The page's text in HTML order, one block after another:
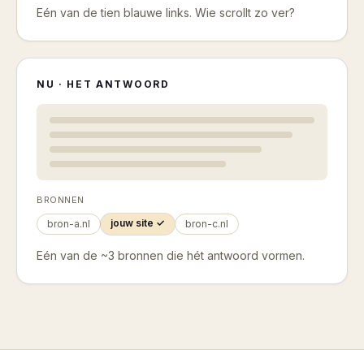
Eén van de tien blauwe links. Wie scrollt zo ver?
NU · HET ANTWOORD
BRONNEN
bron-a.nl jouw site ✓ bron-c.nl
Eén van de ~3 bronnen die hét antwoord vormen.